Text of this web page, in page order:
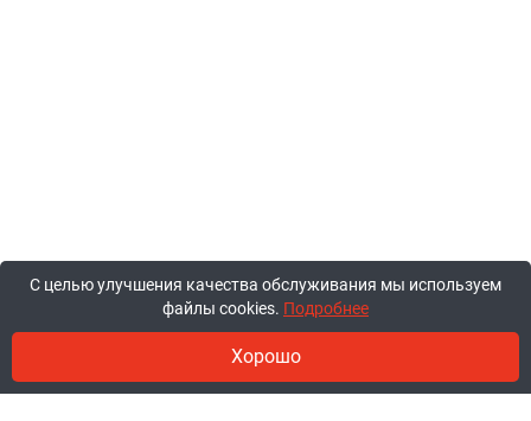
С целью улучшения качества обслуживания мы используем
файлы cookies. Подробнее
Хорошо